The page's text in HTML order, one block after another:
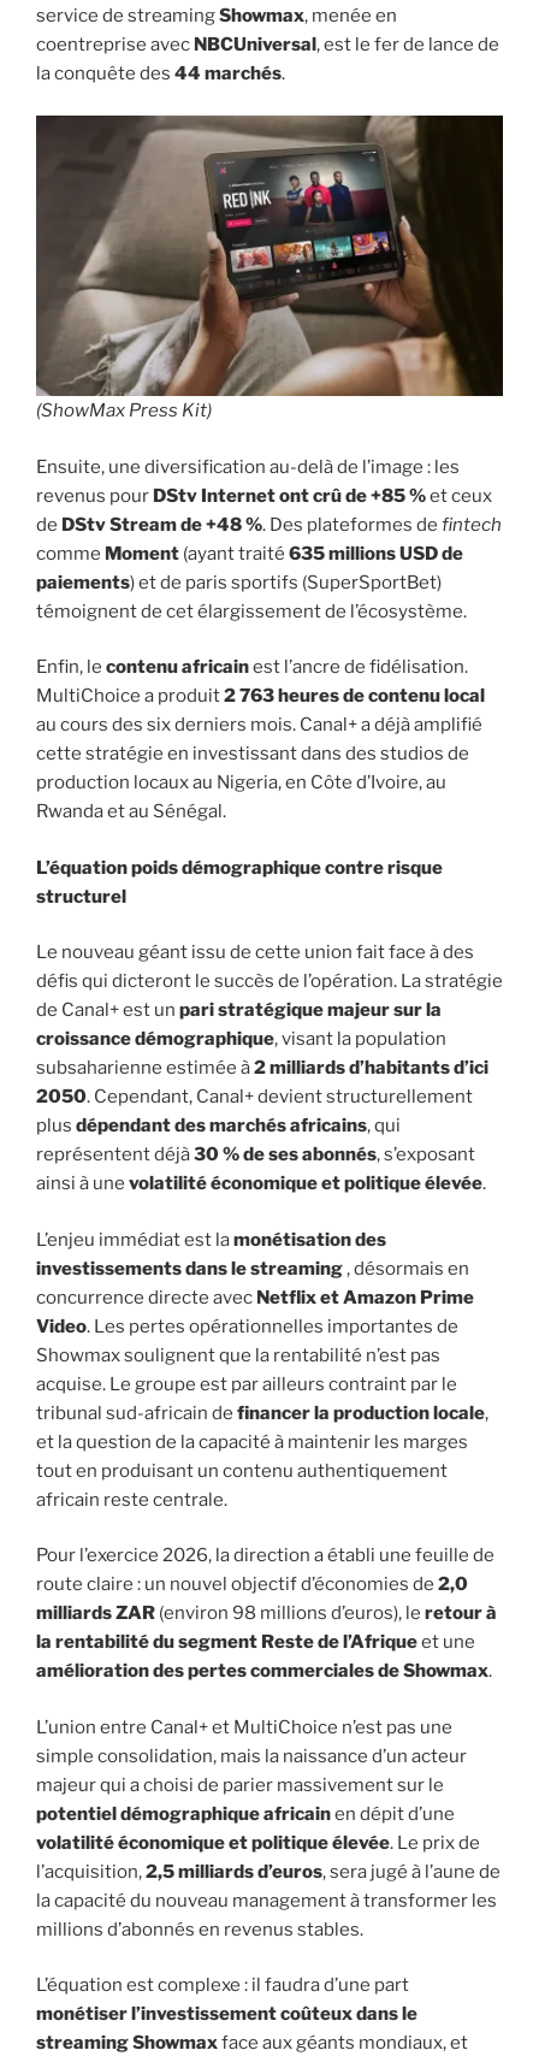
service de streamingShowmax, menée en
coentreprise avec NBCUniversal, est le fer de lance de
la conquête des 44 marchés.
(ShowMax Press Kit)
Ensuite, une diversification au-delà de l’image : les
revenus pour DStv Internet ont crû de +85 %et ceux
de DStv Stream de +48 %. Des plateformes de fintech
comme Moment (ayant traité 635 millions USD de
paiements) et de paris sportifs (SuperSportBet)
témoignent de cet élargissement de l’écosystème.
Enfin, le contenu africainest l’ancre de fidélisation.
MultiChoice a produit2 763 heures de contenu local
au cours des six derniers mois. Canal+ a déjà amplifié
cette stratégie en investissant dans des studios de
production locaux au Nigeria, en Côte d’Ivoire, au
Rwanda et au Sénégal.
L’équation poids démographique contre risque
structurel
Le nouveau géant issu de cette union fait face à des
défis qui dicteront le succès de l’opération. La stratégie
de Canal+ est un pari stratégique majeur sur la
croissance démographique, visant la population
subsaharienne estimée à2 milliards d’habitants d’ici
2050. Cependant, Canal+ devient structurellement
plus dépendant des marchés africains, qui
représentent déjà30 % de ses abonnés, s’exposant
ainsi à une volatilité économique et politique élevée.
L’enjeu immédiat est lamonétisation des
investissements dans le streaming, désormais en
concurrence directe avec Netflix et Amazon Prime
Video. Les pertes opérationnelles importantes de
Showmax soulignent que la rentabilité n’est pas
acquise. Le groupe est par ailleurs contraint par le
tribunal sud-africain de financer la production locale,
et la question de la capacité à maintenir les marges
tout en produisant un contenu authentiquement
africain reste centrale.
Pour l’exercice 2026, la direction a établi une feuille de
route claire : un nouvel objectif d’économies de 2,0
milliards ZAR (environ 98 millions d’euros), le retour à
la rentabilité du segment Reste de l’Afriqueet une
amélioration des pertes commerciales de Showmax.
L’union entre Canal+ et MultiChoice n’est pas une
simple consolidation, mais la naissance d’un acteur
majeur qui a choisi de parier massivement sur le
potentiel démographique africainen dépit d’une
volatilité économique et politique élevée. Le prix de
l’acquisition,2,5 milliards d’euros, sera jugé à l’aune de
la capacité du nouveau management à transformer les
millions d’abonnés en revenus stables.
L’équation est complexe : il faudra d’une part
monétiser l’investissement coûteux dans le
streaming Showmaxface aux géants mondiaux, et